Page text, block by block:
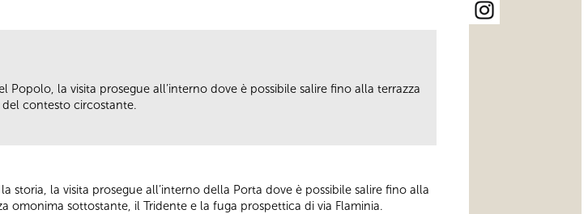
la visita prosegue all’interno dove è possibile salire fino alla terrazza
contesto circostante.
storia, la visita prosegue all’interno della Porta dove è possibile salire fino alla
omonima sottostante, il Tridente e la fuga prospettica di via Flaminia.